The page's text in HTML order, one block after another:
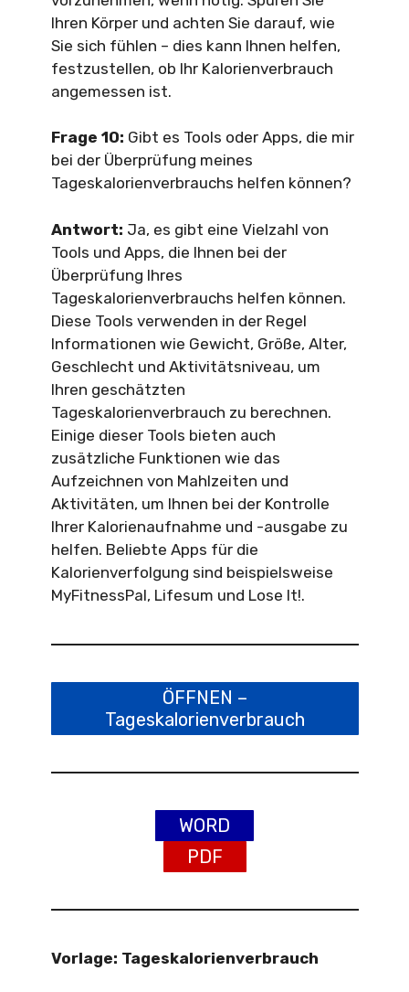
Ihren Körper und achten Sie darauf, wie
Sie sich fühlen – dies kann Ihnen helfen,
festzustellen, ob Ihr Kalorienverbrauch
angemessen ist.
Frage 10: Gibt es Tools oder Apps, die mir
bei der Überprüfung meines
Tageskalorienverbrauchs helfen können?
Antwort: Ja, es gibt eine Vielzahl von
Tools und Apps, die Ihnen bei der
Überprüfung Ihres
Tageskalorienverbrauchs helfen können.
Diese Tools verwenden in der Regel
Informationen wie Gewicht, Größe, Alter,
Geschlecht und Aktivitätsniveau, um
Ihren geschätzten
Tageskalorienverbrauch zu berechnen.
Einige dieser Tools bieten auch
zusätzliche Funktionen wie das
Aufzeichnen von Mahlzeiten und
Aktivitäten, um Ihnen bei der Kontrolle
Ihrer Kalorienaufnahme und -ausgabe zu
helfen. Beliebte Apps für die
Kalorienverfolgung sind beispielsweise
MyFitnessPal, Lifesum und Lose It!.
ÖFFNEN –
Tageskalorienverbrauch
WORD
PDF
Vorlage: Tageskalorienverbrauch